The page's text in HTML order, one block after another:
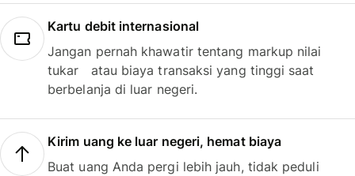
Kartu debit internasional
Jangan pernah khawatir tentang markup nilai
tukar atau biaya transaksi yang tinggi saat
berbelanja di luar negeri.
Kirim uang ke luar negeri, hemat biaya
Buat uang Anda pergi lebih jauh, tidak peduli